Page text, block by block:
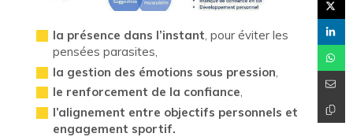
la présence dans l’instant, pour éviter les
pensées parasites,
la gestion des émotions sous pression,
le renforcement de la confiance,
l’alignement entre objectifs personnels et
engagement sportif.